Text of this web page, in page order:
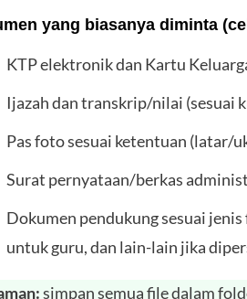
yang biasanya diminta
KTP elektronik dan Kartu
Ijazah dan transkrip/nilai (sesuai
Pas foto sesuai ketentuan (latar/
Surat pernyataan/berkas
Dokumen pendukung sesuai
untuk guru, dan lain-lain jika
simpan semua file dalam